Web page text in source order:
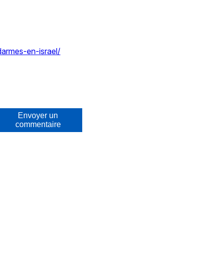
en-israel/
Envoyer un
commentaire